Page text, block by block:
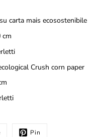
su carta mais ecosostenibile
cm
Crush corn paper
Pin